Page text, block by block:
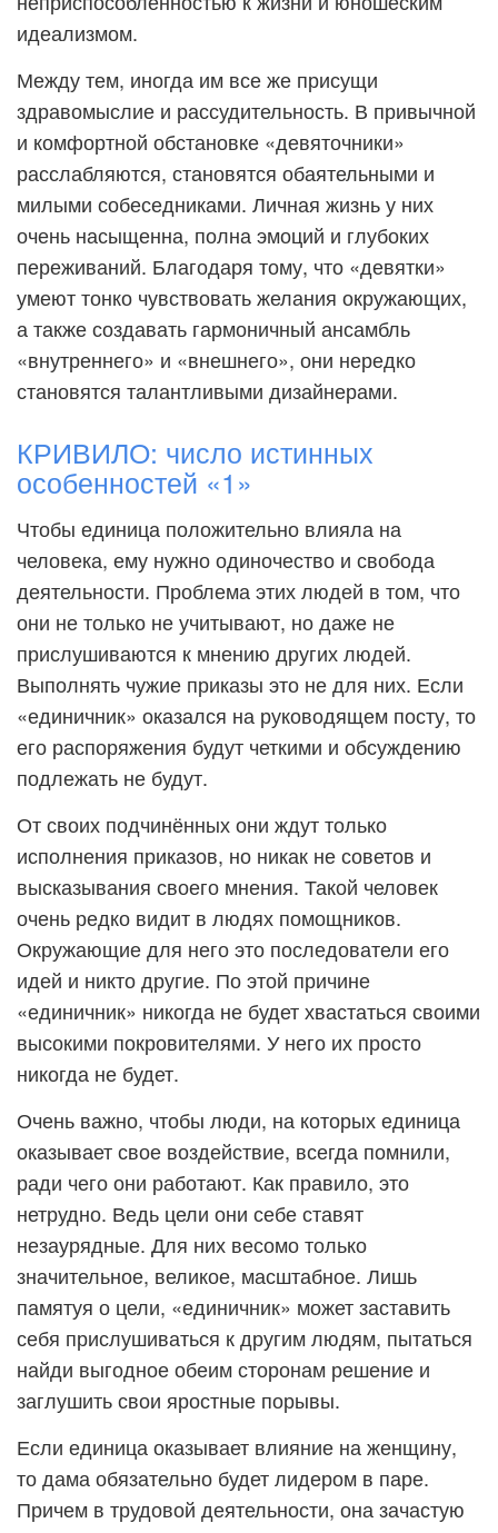
идеализмом.
Между тем, иногда им все же присущи
здравомыслие и рассудительность. В привычной
и комфортной обстановке «девяточники»
расслабляются, становятся обаятельными и
милыми собеседниками. Личная жизнь у них
очень насыщенна, полна эмоций и глубоких
переживаний. Благодаря тому, что «девятки»
умеют тонко чувствовать желания окружающих,
а также создавать гармоничный ансамбль
«внутреннего» и «внешнего», они нередко
становятся талантливыми дизайнерами.
КРИВИЛО: число истинных
особенностей «1»
Чтобы единица положительно влияла на
человека, ему нужно одиночество и свобода
деятельности. Проблема этих людей в том, что
они не только не учитывают, но даже не
прислушиваются к мнению других людей.
Выполнять чужие приказы это не для них. Если
«единичник» оказался на руководящем посту, то
его распоряжения будут четкими и обсуждению
подлежать не будут.
От своих подчинённых они ждут только
исполнения приказов, но никак не советов и
высказывания своего мнения. Такой человек
очень редко видит в людях помощников.
Окружающие для него это последователи его
идей и никто другие. По этой причине
«единичник» никогда не будет хвастаться своими
высокими покровителями. У него их просто
никогда не будет.
Очень важно, чтобы люди, на которых единица
оказывает свое воздействие, всегда помнили,
ради чего они работают. Как правило, это
нетрудно. Ведь цели они себе ставят
незаурядные. Для них весомо только
значительное, великое, масштабное. Лишь
памятуя о цели, «единичник» может заставить
себя прислушиваться к другим людям, пытаться
найди выгодное обеим сторонам решение и
заглушить свои яростные порывы.
Если единица оказывает влияние на женщину,
то дама обязательно будет лидером в паре.
Причем в трудовой деятельности, она зачастую